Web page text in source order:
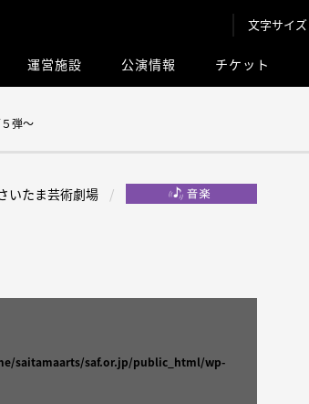
文字サイズ
運営施設 公演情報 チケット
弾～
いたま芸術劇場
saitamaarts/saf.or.jp/public_html/wp-